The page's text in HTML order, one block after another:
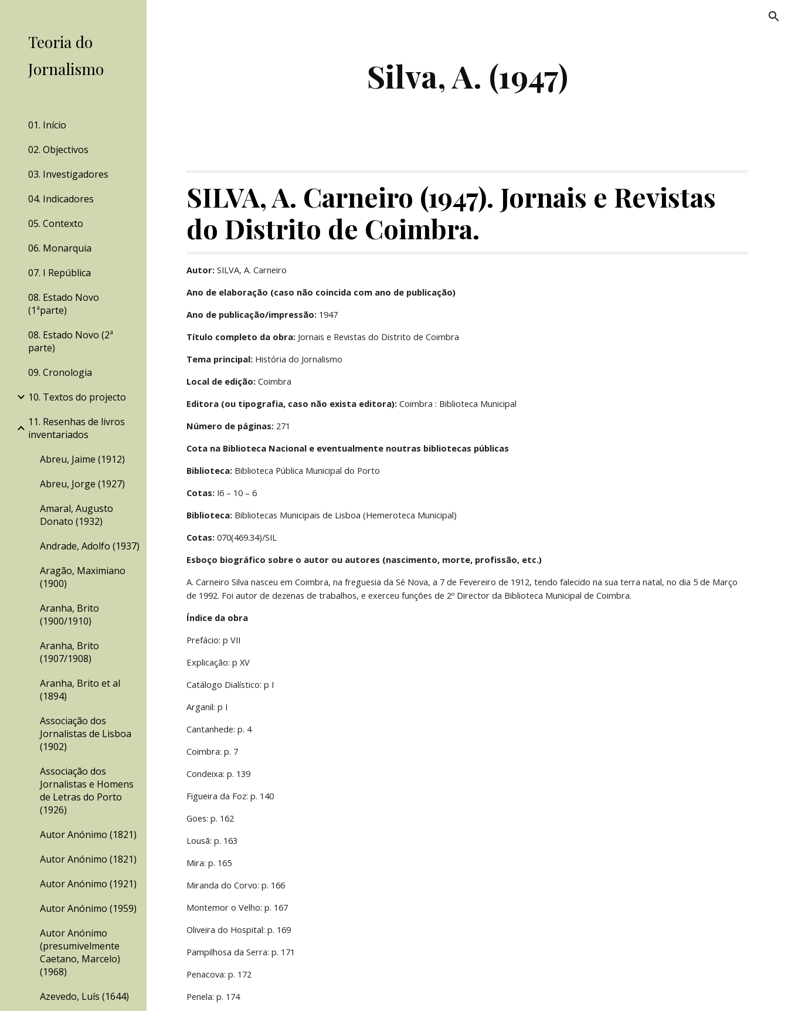
Teoria do
Jornalismo
01. Início
02. Objectivos
03. Investigadores
04. Indicadores
05. Contexto
06. Monarquia
07. I República
08. Estado Novo
(1ªparte)
08. Estado Novo (2ª
parte)
09. Cronologia
10. Textos do projecto
11. Resenhas de livros
inventariados
Abreu, Jaime (1912)
Abreu, Jorge (1927)
Amaral, Augusto
Donato (1932)
Andrade, Adolfo (1937)
Aragão, Maximiano
(1900)
Aranha, Brito
(1900/1910)
Aranha, Brito
(1907/1908)
Aranha, Brito et al
(1894)
Associação dos
Jornalistas de Lisboa
(1902)
Associação dos
Jornalistas e Homens
de Letras do Porto
(1926)
Autor Anónimo (1821)
Autor Anónimo (1821)
Autor Anónimo (1921)
Autor Anónimo (1959)
Autor Anónimo
(presumivelmente
Caetano, Marcelo)
(1968)
Azevedo, Luís (1644)
Silva, A. (1947)
SILVA, A. Carneiro (1947). Jornais e Revistas
do Distrito de Coimbra.
Autor: SILVA, A. Carneiro
Ano de elaboração (caso não coincida com ano de publicação)
Ano de publicação/impressão: 1947
Título completo da obra: Jornais e Revistas do Distrito de Coimbra
Tema principal: História do Jornalismo
Local de edição: Coimbra
Editora (ou tipografia, caso não exista editora): Coimbra : Biblioteca Municipal
Número de páginas: 271
Cota na Biblioteca Nacional e eventualmente noutras bibliotecas públicas
Biblioteca: Biblioteca Pública Municipal do Porto
Cotas: I6 – 10 – 6
Biblioteca: Bibliotecas Municipais de Lisboa (Hemeroteca Municipal)
Cotas: 070(469.34)/SIL
Esboço biográfico sobre o autor ou autores (nascimento, morte, profissão, etc.)
A. Carneiro Silva nasceu em Coimbra, na freguesia da Sé Nova, a 7 de Fevereiro de 1912, tendo falecido na sua terra natal, no dia 5 de Março
de 1992. Foi autor de dezenas de trabalhos, e exerceu funções de 2º Director da Biblioteca Municipal de Coimbra.
Índice da obra
Prefácio: p VII
Explicação: p XV
Catálogo Dialístico: p I
Arganil: p I
Cantanhede: p. 4
Coimbra: p. 7
Condeixa: p. 139
Figueira da Foz: p. 140
Goes: p. 162
Lousã: p. 163
Mira: p. 165
Miranda do Corvo: p. 166
Montemor o Velho: p. 167
Oliveira do Hospital: p. 169
Pampilhosa da Serra: p. 171
Penacova: p. 172
Penela: p. 174